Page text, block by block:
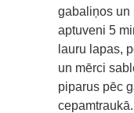
gabaliņos un
aptuveni 5
lauru lapas,
un mērci
piparus pēc